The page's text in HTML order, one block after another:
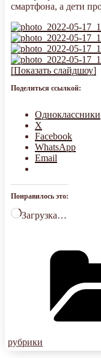
смартфона, а дети
[Показать слайдшоу]
Поделиться ссылкой:
Одноклассники
X
Facebook
WhatsApp
Email
Понравилось это:
Загрузка…
рубрики